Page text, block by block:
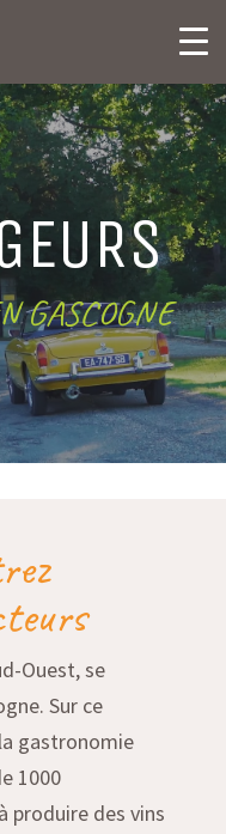
GASCOGNE
Ouest, se
Sur ce
gastronomie
1000
produire des vins